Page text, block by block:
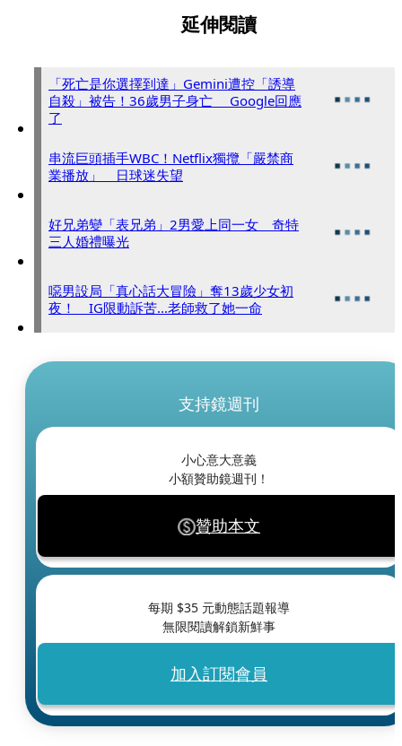
延伸閱讀
「死亡是你選擇到達」Gemini遭控「誘導
自殺」被告！36歲男子身亡 Google回應
了
串流巨頭插手WBC！Netflix獨攬「嚴禁商
業播放」 日球迷失望
好兄弟變「表兄弟」2男愛上同一女 奇特
三人婚禮曝光
噁男設局「真心話大冒險」奪13歲少女初
夜！ IG限動訴苦...老師救了她一命
支持鏡週刊
小心意大意義
小額贊助鏡週刊！
贊助本文
每期 $35 元動態話題報導
無限閱讀解鎖新鮮事
加入訂閱會員